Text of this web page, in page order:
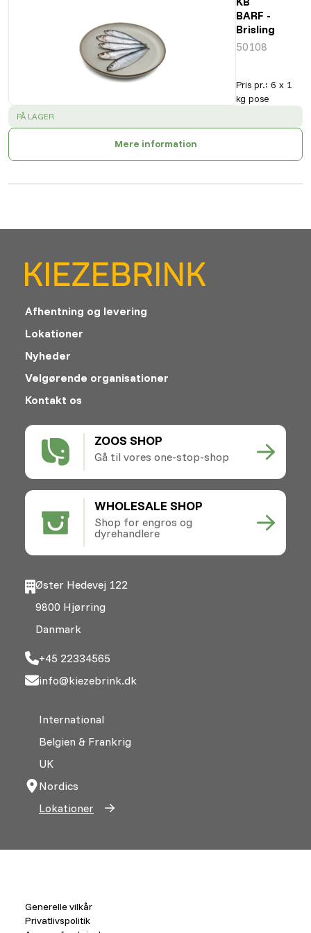
BARF -
Brisling
50108
Pris pr.: 6 x 1
kg pose
SUCCESS
PÅ LAGER
Mere information
ZOOS SHOP
Gå til vores one-stop-shop
WHOLESALE SHOP
Shop for engros og
dyrehandlere
Afhentning og levering
Lokationer
Nyheder
Velgørende organisationer
Kontakt os
Øster Hedevej 122
9800 Hjørring
Danmark
+45 22334565
info@kiezebrink.dk
International
Belgien & Frankrig
UK
Nordics
Lokationer
Generelle vilkår
Privatlivspolitik